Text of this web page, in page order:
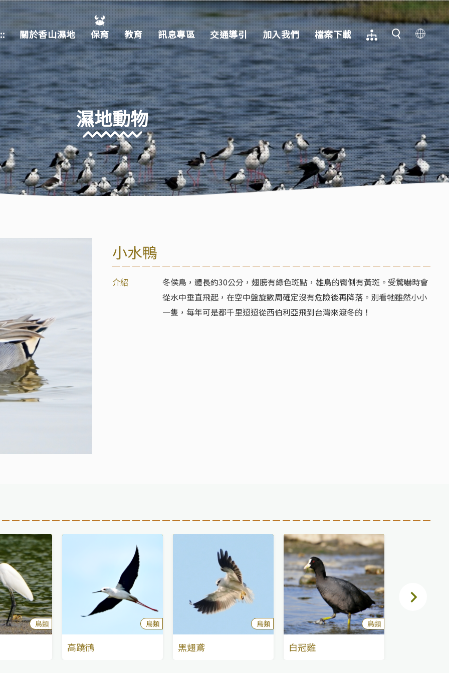
關於香山濕地 保育 教育 訊息專區 交通導引 加入我們 檔案下載
濕地動物
小水鴨
介紹
冬侯鳥，體長約30公分，翅膀有綠色斑點，雄鳥的臀側有黃斑。受驚嚇時會
從水中垂直飛起，在空中盤旋數周確定沒有危險後再降落。別看牠雖然小小
一隻，每年可是都千里迢迢從西伯利亞飛到台灣來渡冬的！
鳥類 鳥類
高蹺鴴
鳥類
黑翅鳶
鳥類
白冠雞